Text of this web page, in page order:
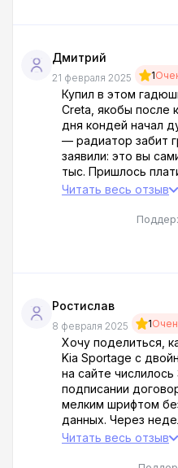
Дмитрий
21 февраля 2025 1
Купил в этом
Creta, якобы после
дня кондей начал
— радиатор забит
заявили: это вы
тыс. Пришлось
ещё в багажнике
будут уверять,
Читать весь отзыв
Ростислав
8 февраля 2025 1
Хочу поделиться,
Kia Sportage с
на сайте
подписании
мелким шрифтом
данных. Через
диагностика
Читать весь отзыв